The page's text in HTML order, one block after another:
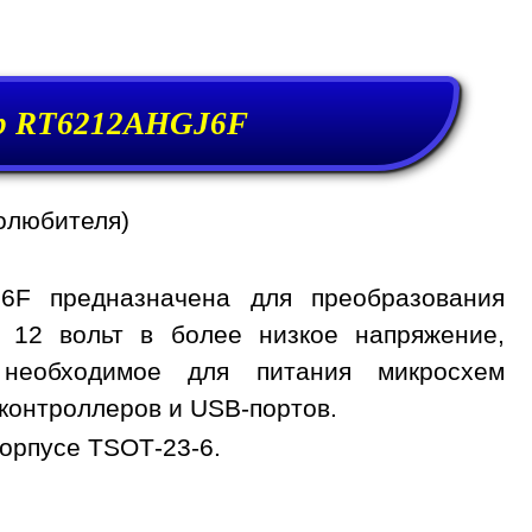
предназначена для преобразования
12 вольт в более низкое напряжение,
для питания микросхем
и USB-портов.
TSOT-23-6.